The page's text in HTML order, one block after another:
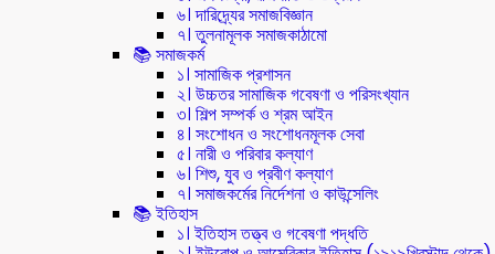
৬। দারিদ্র্যের সমাজবিজ্ঞান
৭। তুলনামূলক সমাজকাঠামো
📚 সমাজকর্ম
১। সামাজিক প্রশাসন
২। উচ্চতর সামাজিক গবেষণা ও পরিসংখ্যান
৩। শিল্প সম্পর্ক ও শ্রম আইন
৪। সংশোধন ও সংশোধনমূলক সেবা
৫। নারী ও পরিবার কল্যাণ
৬। শিশু, যুব ও প্রবীণ কল্যাণ
৭। সমাজকর্মের নির্দেশনা ও কাউন্সেলিং
📚 ইতিহাস
১। ইতিহাস তত্ত্ব ও গবেষণা পদ্ধতি